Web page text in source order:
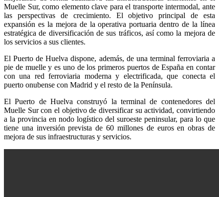
Muelle Sur, como elemento clave para el transporte intermodal, ante
las perspectivas de crecimiento. El objetivo principal de esta
expansión es la mejora de la operativa portuaria dentro de la línea
estratégica de diversificación de sus tráficos, así como la mejora de
los servicios a sus clientes.
El Puerto de Huelva dispone, además, de una terminal ferroviaria a
pie de muelle y es uno de los primeros puertos de España en contar
con una red ferroviaria moderna y electrificada, que conecta el
puerto onubense con Madrid y el resto de la Península.
El Puerto de Huelva construyó la terminal de contenedores del
Muelle Sur con el objetivo de diversificar su actividad, convirtiendo
a la provincia en nodo logístico del suroeste peninsular, para lo que
tiene una inversión prevista de 60 millones de euros en obras de
mejora de sus infraestructuras y servicios.